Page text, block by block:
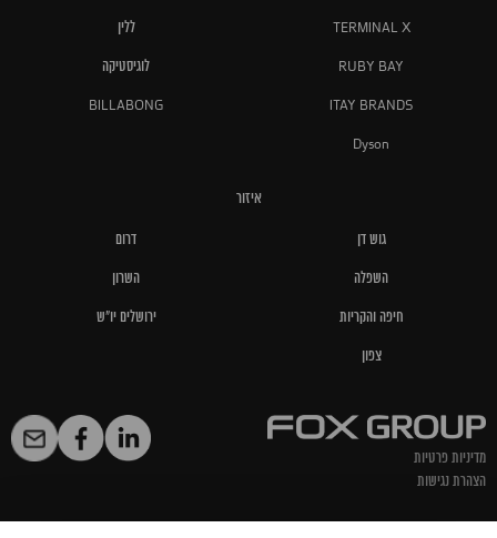
TERMINAL X ללין
RUBY BAY לוגיסטיקה
ITAY BRANDS
BILLABONG
Dyson
איזור
גוש דן דרום
השפלה השרון
חיפה והקריות ירושלים יו"ש
צפון
מדיניות פרטיות
הצהרת נגישות